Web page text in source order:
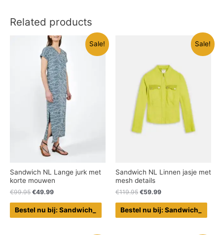
Related products
Sale!
Sandwich NL Lange jurk met
korte mouwen
€99.95 €49.99
Bestel nu bij: Sandwich_
Sale!
Sandwich NL Linnen jasje met
mesh details
€119.95 €59.99
Bestel nu bij: Sandwich_